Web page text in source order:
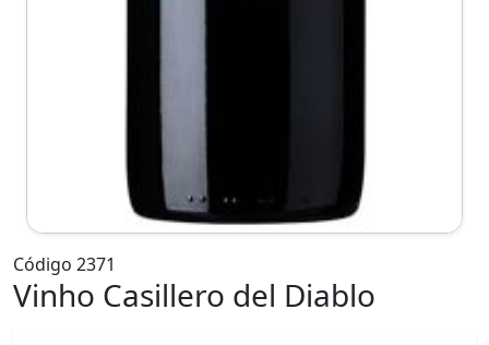
Código 2371
Vinho Casillero del Diablo